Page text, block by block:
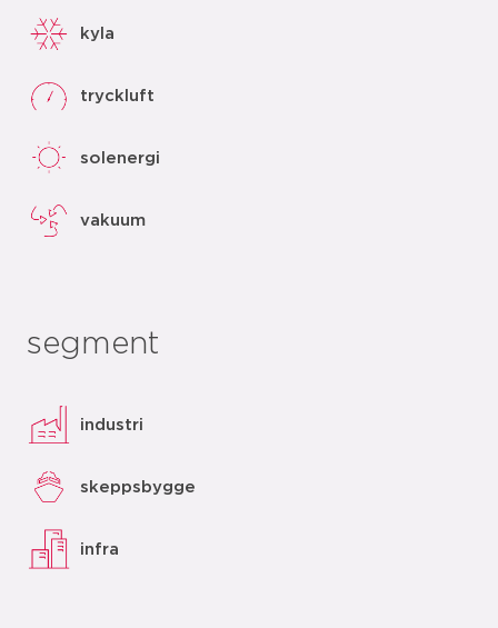
kyla
tryckluft
solenergi
vakuum
segment
industri
skeppsbygge
infra